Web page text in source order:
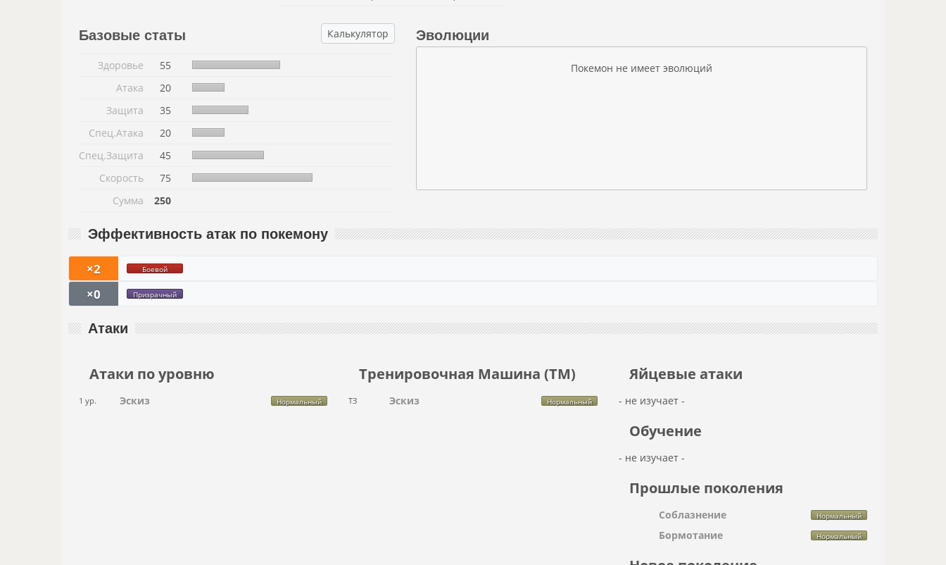
Базовые статы Калькулятор
Здоровье
55
Атака
20
Защита
35
Спец.Атака
20
Спец.Защита
45
Скорость
75
Сумма
250
Эволюции
Покемон не имеет эволюций
Эффективность атак по покемону
×2 Боевой
×0 Призрачный
Атаки
Атаки по уровню
1 ур. Эскиз Нормальный
Тренировочная Машина (ТМ)
ТЗ Эскиз Нормальный
Яйцевые атаки
- не изучает -
Обучение
- не изучает -
Прошлые поколения
Соблазнение Нормальный
Бормотание Нормальный